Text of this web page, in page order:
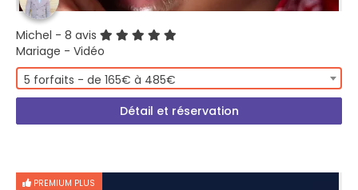
Michel - 8 avis
Mariage - Vidéo
5 forfaits - de 165€ à 485€
Détail et réservation
PREMIUM PLUS